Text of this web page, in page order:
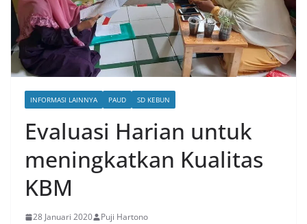
INFORMASI LAINNYA PAUD SD KEBUN
Evaluasi Harian untuk
meningkatkan Kualitas
KBM
28 Januari 2020 Puji Hartono